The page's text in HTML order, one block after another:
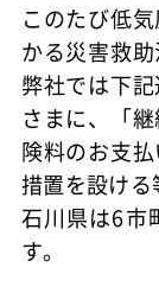
このたび低
かる災害救
弊社では下
さまに、「
険料のお支
措置を設ける
石川県は6市
す。